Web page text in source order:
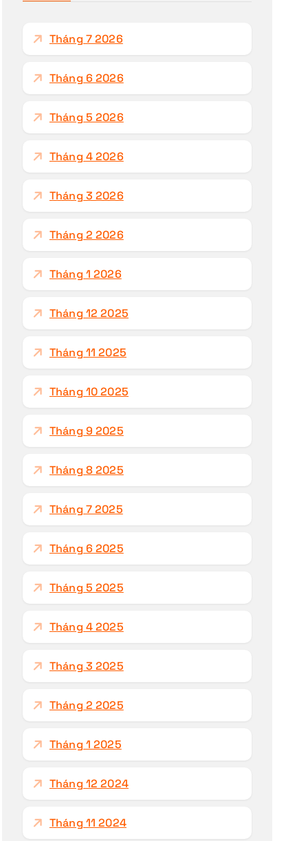
Tháng 7 2026
Tháng 6 2026
Tháng 5 2026
Tháng 4 2026
Tháng 3 2026
Tháng 2 2026
Tháng 1 2026
Tháng 12 2025
Tháng 11 2025
Tháng 10 2025
Tháng 9 2025
Tháng 8 2025
Tháng 7 2025
Tháng 6 2025
Tháng 5 2025
Tháng 4 2025
Tháng 3 2025
Tháng 2 2025
Tháng 1 2025
Tháng 12 2024
Tháng 11 2024